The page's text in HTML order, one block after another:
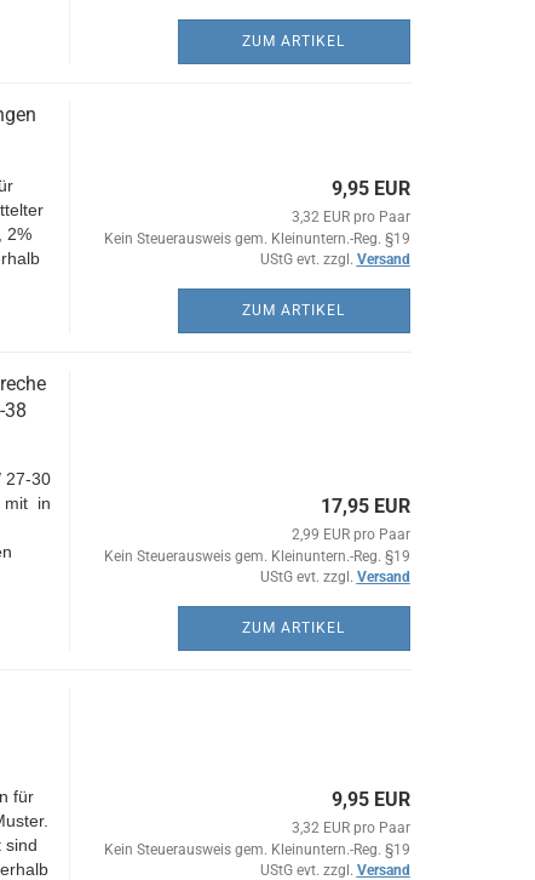
ZUM ARTIKEL
2%
9,95 EUR
3,32 EUR pro Paar
Kein Steuerausweis gem. Kleinuntern.-Reg. §19
UStG evt. zzgl. Versand
ZUM ARTIKEL
38
27-30
mit in
17,95 EUR
2,99 EUR pro Paar
Kein Steuerausweis gem. Kleinuntern.-Reg. §19
UStG evt. zzgl. Versand
ZUM ARTIKEL
für
sind
9,95 EUR
3,32 EUR pro Paar
Kein Steuerausweis gem. Kleinuntern.-Reg. §19
UStG evt. zzgl. Versand